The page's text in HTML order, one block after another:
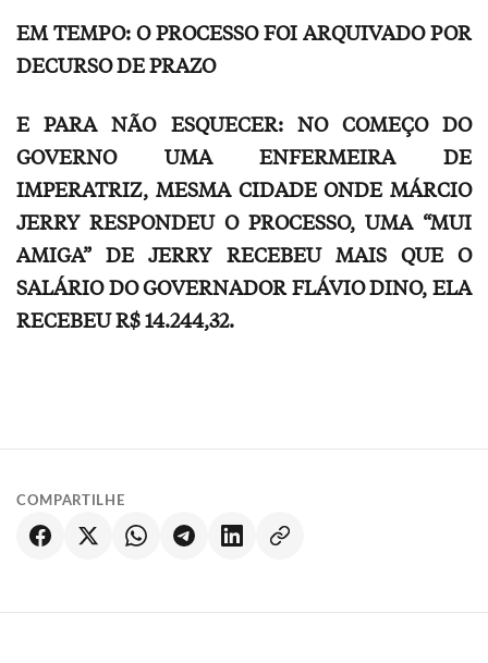
EM TEMPO: O PROCESSO FOI ARQUIVADO POR
DECURSO DE PRAZO
E PARA NÃO ESQUECER: NO COMEÇO DO
GOVERNO UMA ENFERMEIRA DE
IMPERATRIZ, MESMA CIDADE ONDE MÁRCIO
JERRY RESPONDEU O PROCESSO, UMA “MUI
AMIGA” DE JERRY RECEBEU MAIS QUE O
SALÁRIO DO GOVERNADOR FLÁVIO DINO, ELA
RECEBEU R$ 14.244,32.
COMPARTILHE